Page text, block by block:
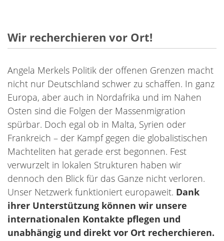
Wir recherchieren vor Ort!
Angela Merkels Politik der offenen Grenzen macht
nicht nur Deutschland schwer zu schaffen. In ganz
Europa, aber auch in Nordafrika und im Nahen
Osten sind die Folgen der Massenmigration
spürbar. Doch egal ob in Malta, Syrien oder
Frankreich – der Kampf gegen die globalistischen
Machteliten hat gerade erst begonnen. Fest
verwurzelt in lokalen Strukturen haben wir
dennoch den Blick für das Ganze nicht verloren.
Unser Netzwerk funktioniert europaweit. Dank
ihrer Unterstützung können wir unsere
internationalen Kontakte pflegen und
unabhängig und direkt vor Ort recherchieren.